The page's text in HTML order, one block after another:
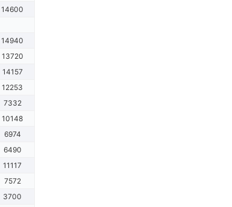
14600
14940
13720
14157
12253
7332
10148
6974
6490
11117
7572
3700